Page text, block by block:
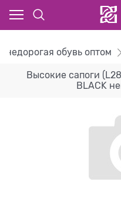
недорогая обувь оптом
Высокие сапоги
BLACK